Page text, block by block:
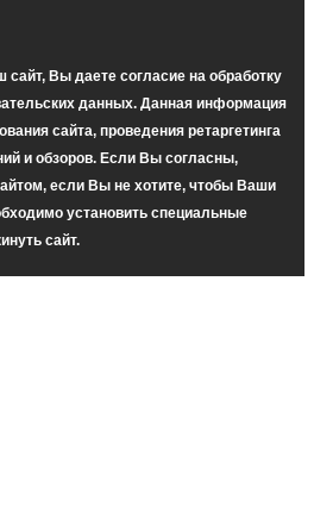
Вы даете согласие на обработку
данных. Данная информация
сайта, проведения ретаргетинга
и обзоров. Если Вы согласны,
если Вы не хотите, чтобы Ваши
установить специальные
сайт.